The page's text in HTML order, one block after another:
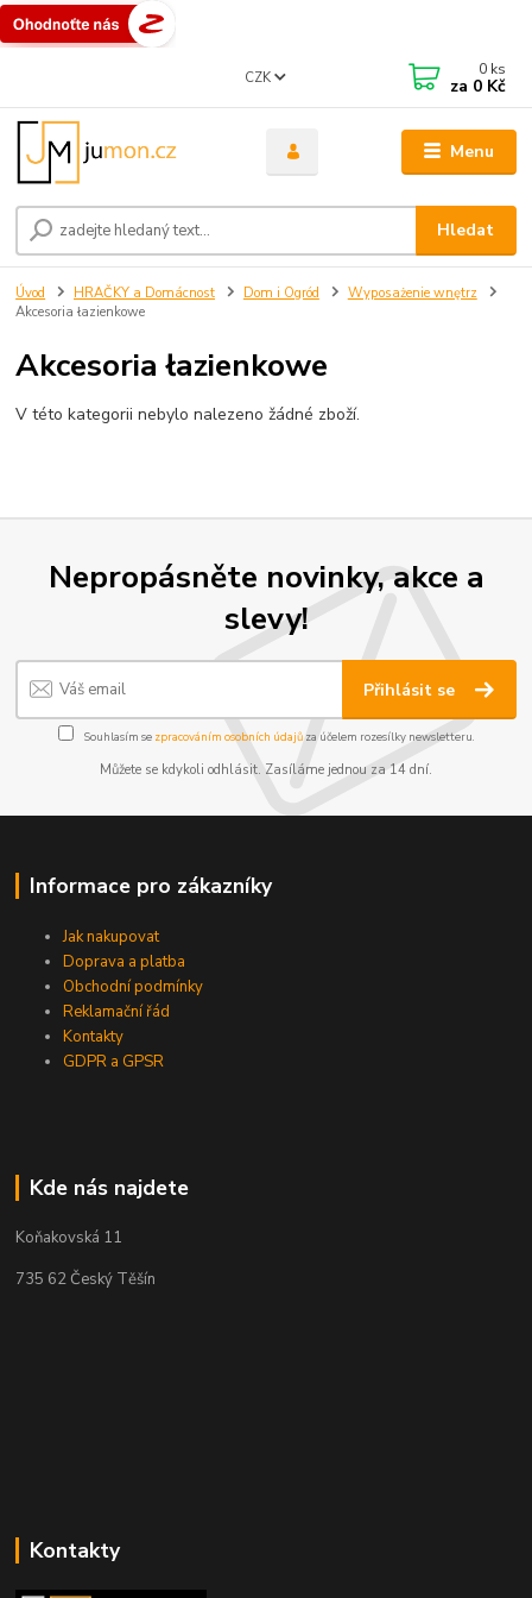
Menu
CZK
Hledat
0 ks
za 0 Kč
Úvod HRAČKY a Domácnost Dom i Ogród
Wyposażenie wnętrz
Akcesoria łazienkowe
Akcesoria łazienkowe
V této kategorii nebylo nalezeno žádné zboží.
Nepropásněte novinky, akce a
slevy!
Přihlásit se
Souhlasím se zpracováním osobních údajůza účelem rozesílky newsletteru.
Můžete se kdykoli odhlásit. Zasíláme jednou za 14 dní.
Informace pro zákazníky
Jak nakupovat
Doprava a platba
Obchodní podmínky
Reklamační řád
Kontakty
GDPR a GPSR
Kde nás najdete
Koňakovská 11
735 62 Český Těšín
Kontakty